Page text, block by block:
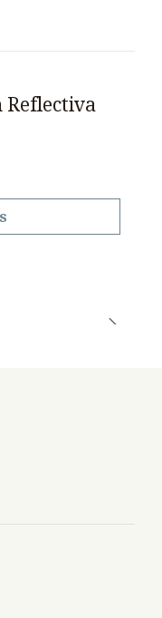
Reflectiva